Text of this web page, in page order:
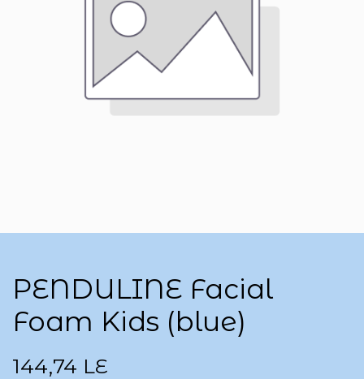
PENDULINE Facial
Foam Kids (blue)
144,74 LE